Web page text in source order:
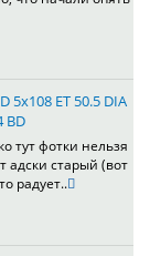
5x108 ET 50.5 DIA
BD
тут фотки нельзя
адски старый (вот
радует..